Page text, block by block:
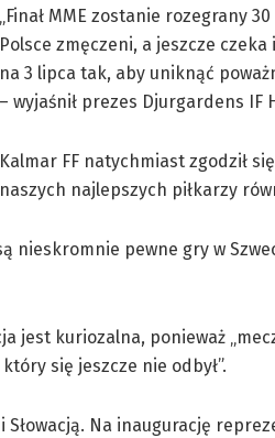
„Finał MME zostanie rozegrany
Polsce zmęczeni, a jeszcze
na 3 lipca tak, aby uniknąć
– wyjaśnił prezes Djurgardens IF
Kalmar FF natychmiast zgodził
naszych najlepszych piłkarzy
nieskromnie pewne gry w
jest kuriozalna, ponieważ
się jeszcze nie odbył”.
Na inaugurację